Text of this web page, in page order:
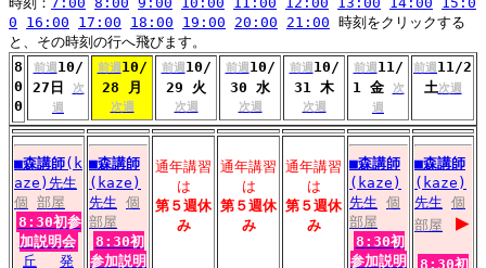
0
16:00 17:00 18:00 19:00 20:00 21:00 時刻をクリックする
と、その時刻の行へ飛びます。
8
0
0
前週 10/
27日
次
週
前週 10/
28 月
次週
前週 10/
29 火
次週
前週 10/
30 水
次週
前週 10/
31 木
次週
前週 11/
1 金
次
週
前週 11/2
土次週
■森講師(k
aze)先生
個 部屋
8:30初参
加説明会
丘
発
■森講師
(kaze)
先生 個
部屋
8:30初
参加説明
通年講習
は
第５週休
み
通年講習
は
第５週休
み
通年講習
は
第５週休
み
■森講師
(kaze)
先生 個
部屋
8:30初
参加説明
■森講師
(kaze)
先生 個
部屋
▶
8:30初